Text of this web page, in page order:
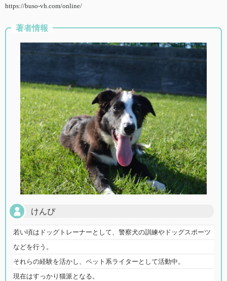
https://buso-vh.com/online/
著者情報
けんぴ
若い頃はドッグトレーナーとして、警察犬の訓練やドッグスポーツ
などを行う。
それらの経験を活かし、ペット系ライターとして活動中。
現在はすっかり猫派となる。